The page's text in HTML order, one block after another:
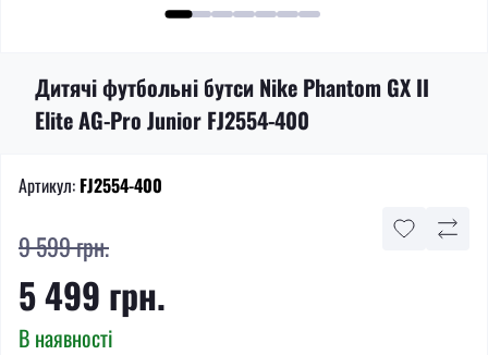
Дитячі футбольні бутси Nike Phantom GX II
Elite AG-Pro Junior FJ2554-400
Артикул: FJ2554-400
9 599 грн.
5 499 грн.
В наявності